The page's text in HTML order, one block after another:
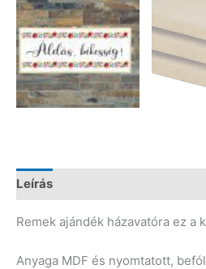
Leírás
Remek ajándék házavatóra ez a
Anyaga MDF és nyomtatott,